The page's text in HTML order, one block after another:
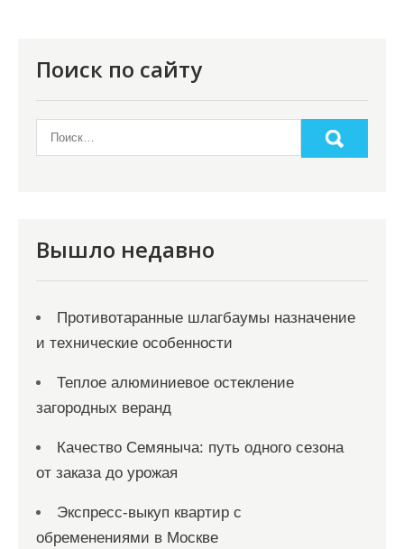
м
Поиск по сайту
Вышло недавно
Противотаранные шлагбаумы назначение
и технические особенности
Теплое алюминиевое остекление
загородных веранд
Качество Семяныча: путь одного сезона
от заказа до урожая
Экспресс-выкуп квартир с
обременениями в Москве